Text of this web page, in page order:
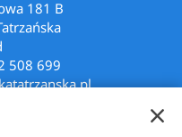
181 B
508 699